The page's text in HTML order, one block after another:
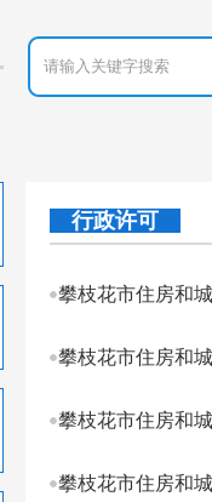
行政许可
攀枝花市住房和
攀枝花市住房和
攀枝花市住房和
攀枝花市住房和